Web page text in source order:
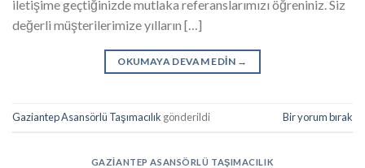
iletişime geçtiğinizde mutlaka referanslarımızı öğreniniz. Siz
değerli müşterilerimize yılların […]
OKUMAYA DEVAM EDIN →
Gaziantep Asansörlü Taşımacılık gönderildi Bir yorum bırak
GAZIANTEP ASANSÖRLÜ TAŞIMACILIK